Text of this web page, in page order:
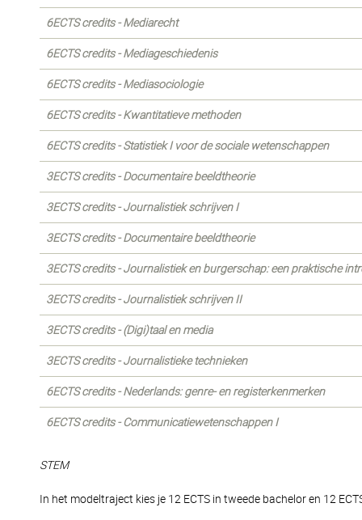
6ECTS credits - Mediarecht
6ECTS credits - Mediageschiedenis
6ECTS credits - Mediasociologie
6ECTS credits - Kwantitatieve methoden
6ECTS credits - Statistiek I voor de sociale wetenschappen
3ECTS credits - Documentaire beeldtheorie
3ECTS credits - Journalistiek schrijven I
3ECTS credits - Documentaire beeldtheorie
3ECTS credits - Journalistiek en burgerschap: een praktische
3ECTS credits - Journalistiek schrijven II
3ECTS credits - (Digi)taal en media
3ECTS credits - Journalistieke technieken
6ECTS credits - Nederlands: genre- en registerkenmerken
6ECTS credits - Communicatiewetenschappen I
STEM
In het modeltraject kies je 12 ECTS in tweede bachelor en 12